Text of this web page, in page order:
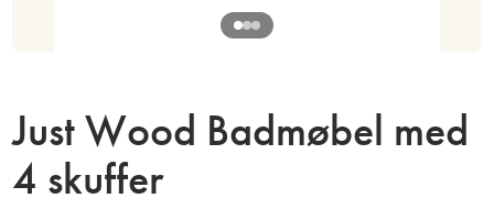
Just Wood Badmøbel med
4 skuffer